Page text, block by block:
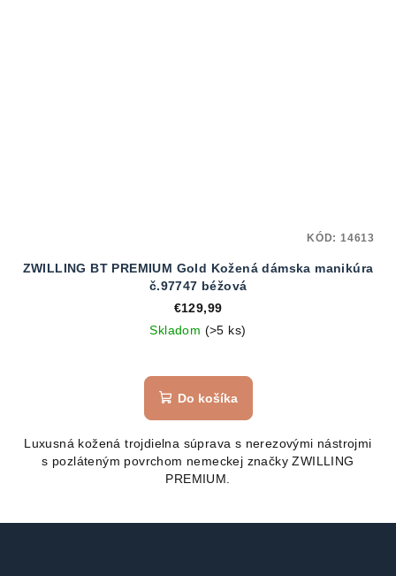
ZWILLING BT PREMIUM Gold Kožená dámska manikúra
č.97747 béžová
€129,99
Skladom (>5 ks)
Do košíka
Luxusná kožená trojdielna súprava s nerezovými nástrojmi
s pozláteným povrchom nemeckej značky ZWILLING
PREMIUM.
KÓD: 14613